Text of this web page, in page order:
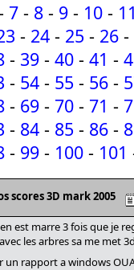
7 - 8 - 9 - 10 -
- 24 - 25 - 26 -
- 39 - 40 - 41 -
- 54 - 55 - 56 -
- 69 - 70 - 71 -
- 84 - 85 - 86 -
- 99 - 100 - 101
scores 3D mark 2005
jen est marre 3 fois que je
les arbres sa me met
un rapport a windows